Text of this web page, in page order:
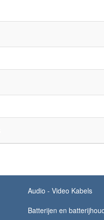
Audio - Video Kabels
Batterijen en